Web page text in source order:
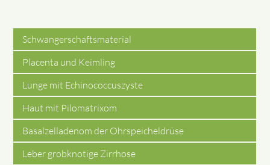
Schwangerschaftsmaterial
Placenta und Keimling
Lunge mit Echinococcuszyste
Haut mit Pilomatrixom
Basalzelladenom der Ohrspeicheldrüse
Leber grobknotige Zirrhose